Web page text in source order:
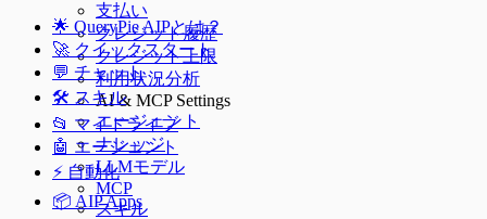
支払い
クレジット履歴
クレジット上限
利用状況分析
AI & MCP Settings
エージェント
ナレッジ
LLMモデル
MCP
スキル
🌟 QueryPie AIPとは？
🚀 クイックスタート
💬 チャット
🛠️ スキル
📂 マイドライブ
🤖 エージェント
⚡️ 自動化
📦 AIP Apps